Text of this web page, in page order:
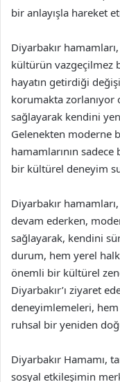
bir anlayışla hareket
Diyarbakır
kültürün vazgeçilmez
hayatın getirdiği
korumakta zorlanıyor
sağlayarak kendini
Gelenekten moderne
hamamlarının
bir kültürel deneyim
Diyarbakır
devam ederken,
sağlayarak, kendini
durum, hem yerel
önemli bir kültürel
Diyarbakır’ı ziyaret
deneyimlemeleri, hem
ruhsal bir yeniden
Diyarbakır Hamamı,
sosyal etkileşimin